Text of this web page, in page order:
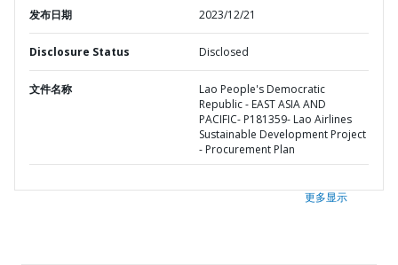
发布日期 2023/12/21
Disclosure Status Disclosed
文件名称
Lao People's Democratic
Republic - EAST ASIA AND
PACIFIC- P181359- Lao Airlines
Sustainable Development Project
- Procurement Plan
更多显示